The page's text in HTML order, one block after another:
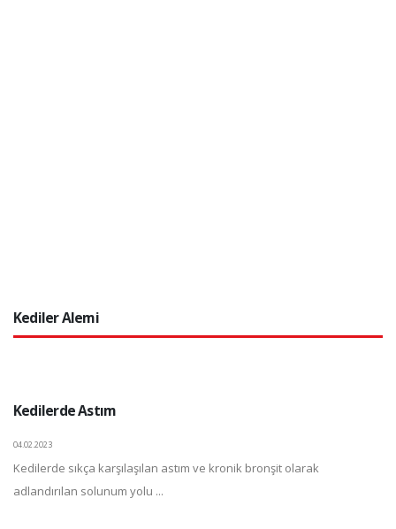
Kediler Alemi
Kedilerde Astım
04.02.2023
Kedilerde sıkça karşılaşılan astım ve kronik bronşit olarak
adlandırılan solunum yolu ...